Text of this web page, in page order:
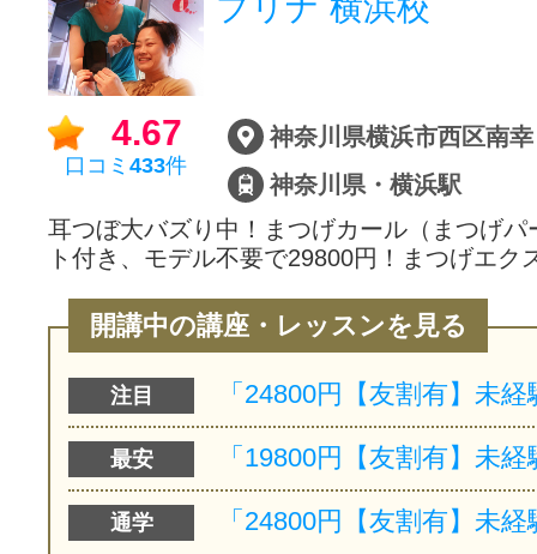
掲載のお問
サイトマッ
ブリナ 横浜校
4.67
口コミ 433件
神奈川県横浜市西区南
神奈川県・横浜駅
耳つぼ大バズり中！まつげカール（まつげパ
ト付き、モデル不要で29800円！まつげエ
開講中の講座・レッスンを見る
注目
最安
通学